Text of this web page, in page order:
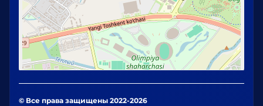
© Все права защищены 2022-2026